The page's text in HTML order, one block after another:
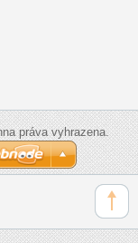
práva vyhrazena.